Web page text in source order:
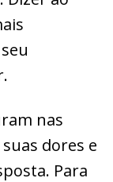
nas
dores e
Para